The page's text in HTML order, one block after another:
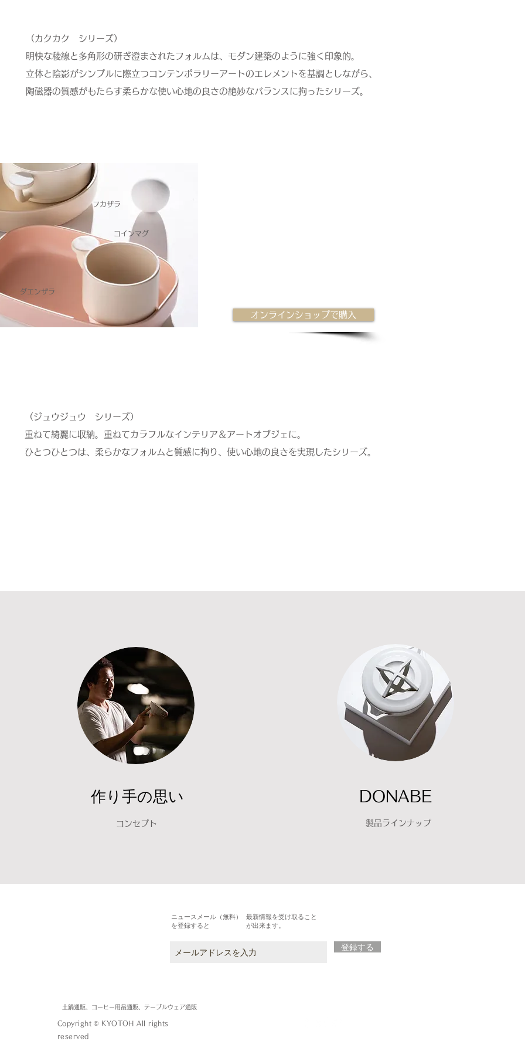
（カクカク シリーズ）
明快な稜線と多角形の研ぎ澄まされたフォルムは、モダン建築のように強く印象的。
立体と陰影がシンプルに際立つコンテンポラリーアートのエレメントを基調としながら、
陶磁器の質感がもたらす柔らかな使い心地の良さの絶妙なバランスに拘ったシリーズ。
​コインマグ
ダエンザラ
フカザラ
オンラインショップで購入
（ジュウジュウ シリーズ）
重ねて綺麗に収納。 重ねてカラフルなインテリア＆アートオブジェに。
ひとつひとつは、柔らかなフォルムと質感に拘り、使い心地の良さを実現したシリーズ。
作り手の思い
コンセプト
DONABE
製品ラインナップ
ニュースメール（無料）
を登録すると
最新情報を受け取ること
が出来ます。
登録する
土鍋通販、コーヒー用品通販、テーブルウェア通販
Copyright © KYOTOH All rights
reserved